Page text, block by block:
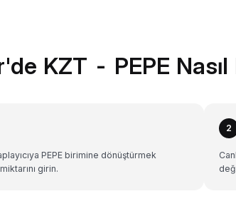
KZT - PEPE
PEPE birimine dönüştürmek
girin.
2